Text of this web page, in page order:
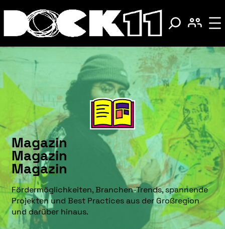
Magazin
Magazin
Magazin
Fördermöglichkeiten, Branchen-Trends, spannende
Projekten und Best Practices aus der Großregion
und darüber hinaus.